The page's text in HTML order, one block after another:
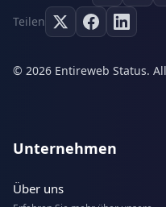
Teilen
© 2026 Entireweb Status.
Unternehmen
Über uns